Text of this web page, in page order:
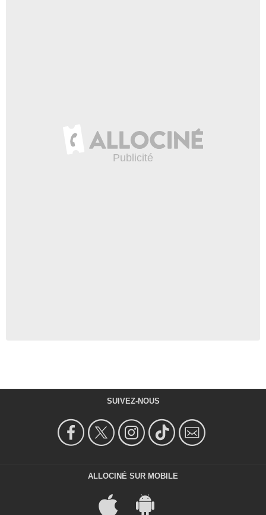
SUIVEZ-NOUS
ALLOCINÉ SUR MOBILE